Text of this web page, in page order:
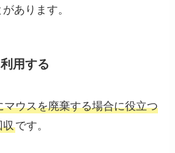
あります。
用する
マウスを廃棄する場合に役立つ
収です。